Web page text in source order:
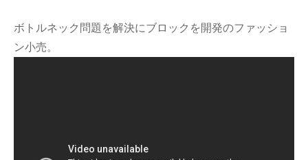
ボトルネック問題を解決にブロックを開発のファッショ
ン小売。